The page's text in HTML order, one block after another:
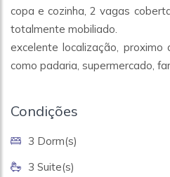
copa e cozinha, 2 vagas
totalmente mobiliado.
excelente localização,
como padaria, supermercado,
Condições
3 Dorm(s)
3 Suite(s)